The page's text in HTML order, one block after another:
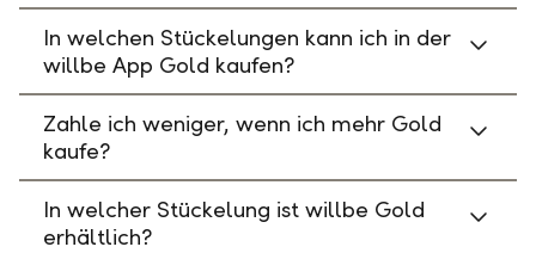
In welchen Stückelungen kann ich in der
willbe App Gold kaufen?
Zahle ich weniger, wenn ich mehr Gold
kaufe?
In welcher Stückelung ist willbe Gold
erhältlich?